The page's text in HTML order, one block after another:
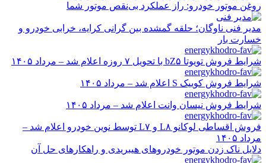
روغن موتور خودرو: راز عملکرد بی‌نقص موتور شما
مدیر فنی ناوگان؛ حلقه گمشده بین گرانی کرایه، خرابی خودرو و
خسارت بار
شرایط فروش تویوتا bZ۵ با تحویل ۷ روزه اعلام شد – مرداد ۱۴۰۵
شرایط فروش کوییک S اعلام شد – مرداد ۱۴۰۵
شرایط فروش نیسان وانت اعلام شد – مرداد ۱۴۰۵
فروش اقساطی لوکانو L۸ و L۷ توسط نوین خودرو اعلام شد –
مرداد ۱۴۰۵
دلایل ناک زدن موتور خودروهای هیبریدی و راهکارهای حل آن